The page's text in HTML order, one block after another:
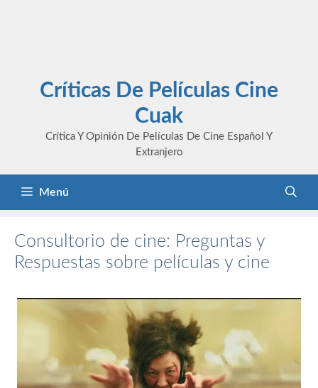
Críticas De Películas Cine
Cuak
Crítica Y Opinión De Películas De Cine Español Y
Extranjero
Menú
Consultorio de cine: Preguntas y
Respuestas sobre películas y cine